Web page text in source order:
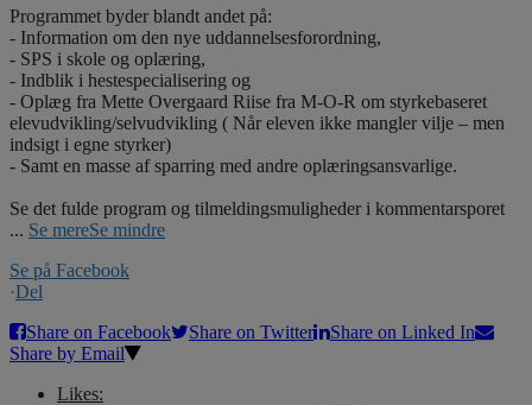
Programmet byder blandt andet på:
- Information om den nye uddannelsesforordning,
- SPS i skole og oplæring,
- Indblik i hestespecialisering og
- Oplæg fra Mette Overgaard Riise fra M-O-R om styrkebaseret
elevudvikling/selvudvikling ( Når eleven ikke mangler vilje – men
indsigt i egne styrker)
- Samt en masse af sparring med andre oplæringsansvarlige.
Se det fulde program og tilmeldingsmuligheder i kommentarsporet
... Se mereSe mindre
Se på Facebook
·Del
Share on Facebook
Share on Twitter
Share on Linked In
Share by Email
Likes: